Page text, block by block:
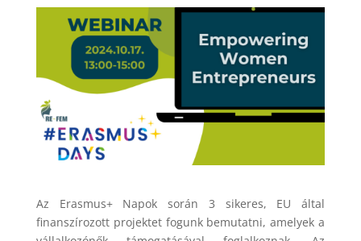
Az Erasmus+ Napok során 3 sikeres, EU által
finanszírozott projektet fogunk bemutatni, amelyek a